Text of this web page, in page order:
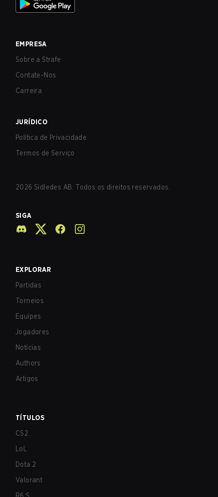
EMPRESA
Sobre a Strafe
Contate-Nos
Carreira
JURÍDICO
Política de Privacidade
Termos de Serviço
2026 Sidledes AB. Todos os direitos reservados.
SIGA
EXPLORAR
Partidas
Torneios
Equipes
Jogadores
Notícias
Authors
Artigos
TÍTULOS
CS2
LoL
Dota 2
Valorant